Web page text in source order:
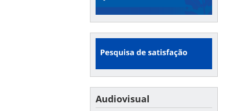
Audiovisual